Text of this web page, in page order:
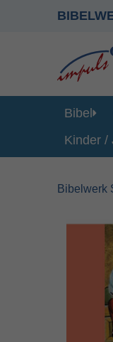
Bibel
Kinder /
Bibelwerk